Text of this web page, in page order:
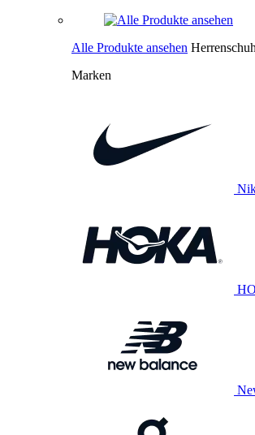
Alle Produkte ansehen
Marken